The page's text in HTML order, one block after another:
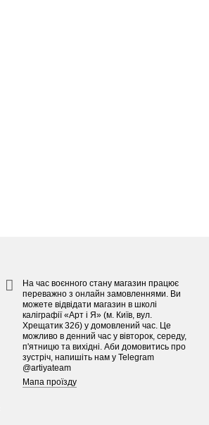
На час воєнного стану магазин працює
переважно з онлайн замовленнями. Ви
можете відвідати магазин в школі
каліграфії «Арт і Я» (м. Київ, вул.
Хрещатик 32б) у домовлений час. Це
можливо в денний час у вівторок, середу,
п'ятницю та вихідні. Аби домовитись про
зустріч, напишіть нам у Telegram
@artiyateam
Мапа проїзду